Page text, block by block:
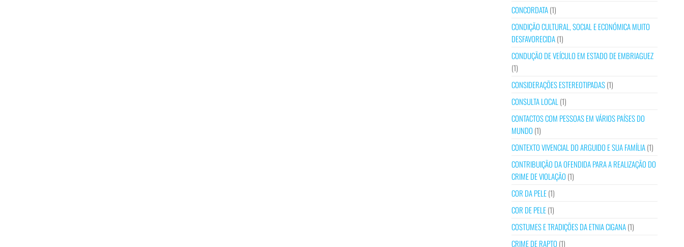
CONCORDATA(1)
CONDIÇÃO CULTURAL, SOCIAL E ECONÓMICA MUITO
DESFAVORECIDA(1)
CONDUÇÃO DE VEÍCULO EM ESTADO DE EMBRIAGUEZ
(1)
CONSIDERAÇÕES ESTEREOTIPADAS(1)
CONSULTA LOCAL (1)
CONTACTOS COM PESSOAS EM VÁRIOS PAÍSES DO
MUNDO (1)
CONTEXTO VIVENCIAL DO ARGUIDO E SUA FAMÍLIA(1)
CONTRIBUIÇÃO DA OFENDIDA PARA A REALIZAÇÃO DO
CRIME DE VIOLAÇÃO (1)
COR DA PELE(1)
COR DE PELE(1)
COSTUMES E TRADIÇÕES DA ETNIA CIGANA(1)
CRIME DE RAPTO (1)